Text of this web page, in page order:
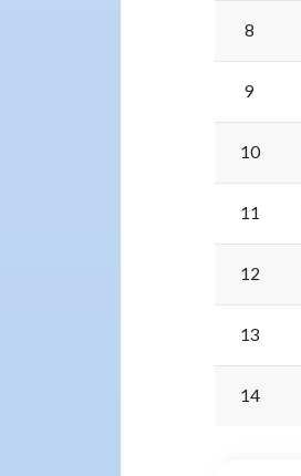
8
9
10
11
12
13
14